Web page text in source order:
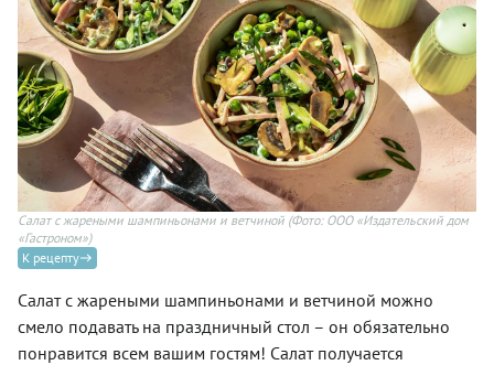
Салат с жареными шампиньонами и ветчиной (Фото: ООО «Издательский дом
«Гастроном»)
К рецепту
Салат с жареными шампиньонами и ветчиной можно
смело подавать на праздничный стол – он обязательно
понравится всем вашим гостям! Салат получается